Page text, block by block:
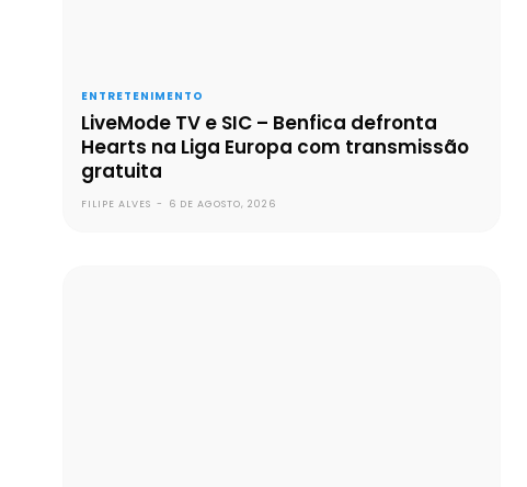
ENTRETENIMENTO
LiveMode TV e SIC – Benfica defronta
Hearts na Liga Europa com transmissão
gratuita
FILIPE ALVES - 6 DE AGOSTO, 2026